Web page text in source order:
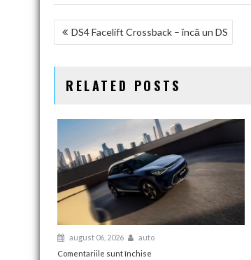
NAVIGARE
DS4 Facelift Crossback – încă un DS
RELATED POSTS
august 06, 2026
auto
Comentariile sunt închise